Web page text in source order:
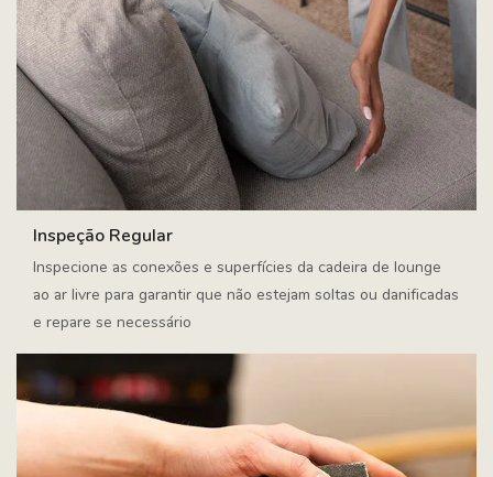
Inspeção Regular
Inspecione as conexões e superfícies da cadeira de lounge
ao ar livre para garantir que não estejam soltas ou danificadas
e repare se necessário